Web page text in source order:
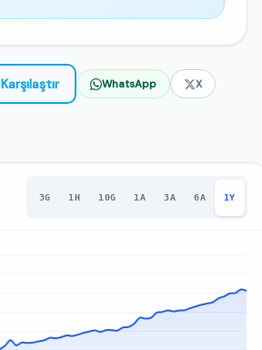
Karşılaştır WhatsApp X
3G 1H 10G 1A 3A 6A 1Y